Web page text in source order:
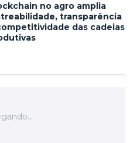
no agro amplia
transparência
das cadeias